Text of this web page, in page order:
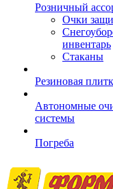
Розничный
Очки
инвентарь
Стаканы
Резиновая
Автономные
системы
Погреба